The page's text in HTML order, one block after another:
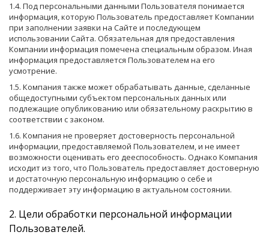
1.4. Под персональными данными Пользователя понимается
информация, которую Пользователь предоставляет Компании
при заполнении заявки на Сайте и последующем
использовании Сайта. Обязательная для предоставления
Компании информация помечена специальным образом. Иная
информация предоставляется Пользователем на его
усмотрение.
1.5. Компания также может обрабатывать данные, сделанные
общедоступными субъектом персональных данных или
подлежащие опубликованию или обязательному раскрытию в
соответствии с законом.
1.6. Компания не проверяет достоверность персональной
информации, предоставляемой Пользователем, и не имеет
возможности оценивать его дееспособность. Однако Компания
исходит из того, что Пользователь предоставляет достоверную
и достаточную персональную информацию о себе и
поддерживает эту информацию в актуальном состоянии.
2. Цели обработки персональной информации
Пользователей.